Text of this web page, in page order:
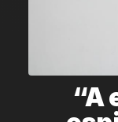
“A